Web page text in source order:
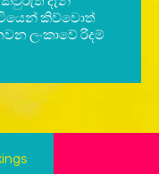
කිව්වොත්
ලංකාවේ රිදම්